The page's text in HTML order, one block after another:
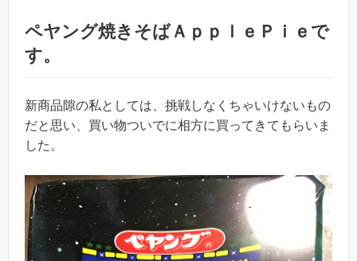
ペヤング焼きそばＡｐｐｌｅＰｉｅで
す。
新商品隙の私としては、挑戦しなくちゃいけないもの
だと思い、買い物ついでに相方に買ってきてもらいま
した。